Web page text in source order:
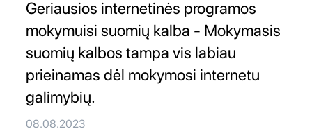
Geriausios internetinės programos
mokymuisi suomių kalba - Mokymasis
suomių kalbos tampa vis labiau
prieinamas dėl mokymosi internetu
galimybių.
08.08.2023